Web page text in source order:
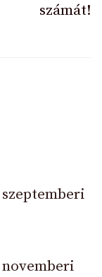
számát!
szeptemberi
novemberi